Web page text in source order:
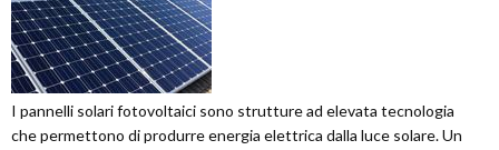
I pannelli solari fotovoltaici sono strutture ad elevata tecnologia
che permettono di produrre energia elettrica dalla luce solare. Un